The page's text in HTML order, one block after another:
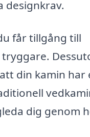
designkrav.
får tillgång till
din kamin har
dig genom